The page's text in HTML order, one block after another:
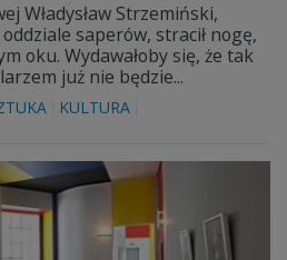
Władysław Strzemiński,
saperów, stracił nogę,
oku. Wydawałoby się, że tak
już nie będzie...
KULTURA